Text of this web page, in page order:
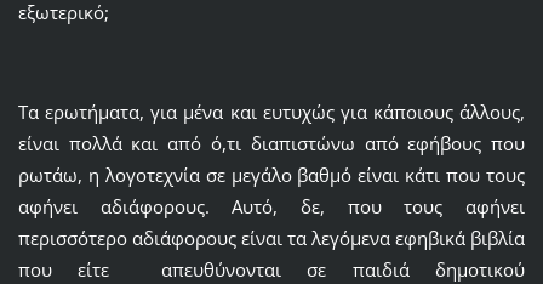
εξωτερικό;
Τα ερωτήματα, για μένα και ευτυχώς για κάποιους άλλους,
είναι πολλά και από ό,τι διαπιστώνω από εφήβους που
ρωτάω, η λογοτεχνία σε μεγάλο βαθμό είναι κάτι που τους
αφήνει αδιάφορους. Αυτό, δε, που τους αφήνει
περισσότερο αδιάφορους είναι τα λεγόμενα εφηβικά βιβλία
που είτε απευθύνονται σε παιδιά δημοτικού